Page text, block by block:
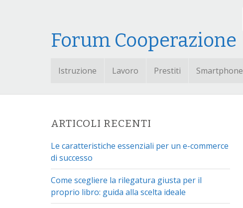
Forum Cooperazione
Istruzione Lavoro Prestiti Smartphone
ARTICOLI RECENTI
Le caratteristiche essenziali per un e-commerce
di successo
Come scegliere la rilegatura giusta per il
proprio libro: guida alla scelta ideale